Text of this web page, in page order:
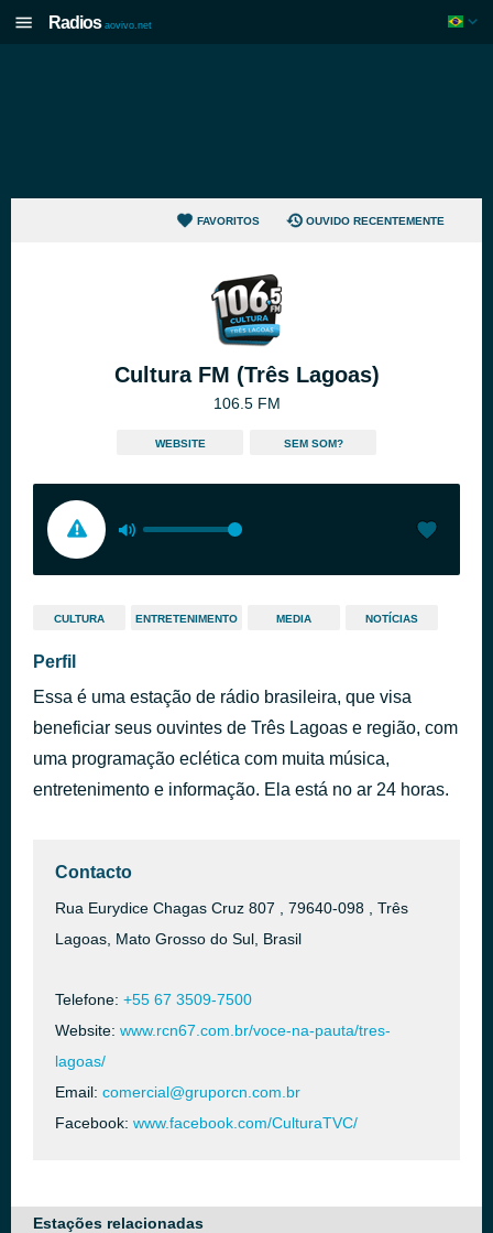
Radios aovivo.net
FAVORITOS OUVIDO RECENTEMENTE
Cultura FM (Três Lagoas)
106.5 FM
WEBSITE SEM SOM?
CULTURA ENTRETENIMENTO MEDIA NOTÍCIAS
Perfil
Essa é uma estação de rádio brasileira, que visa
beneficiar seus ouvintes de Três Lagoas e região, com
uma programação eclética com muita música,
entretenimento e informação. Ela está no ar 24 horas.
Contacto
Rua Eurydice Chagas Cruz 807 , 79640-098 , Três
Lagoas, Mato Grosso do Sul, Brasil
Telefone: +55 67 3509-7500
Website: www.rcn67.com.br/voce-na-pauta/tres-
lagoas/
Email: comercial@gruporcn.com.br
Facebook: www.facebook.com/CulturaTVC/
Estações relacionadas